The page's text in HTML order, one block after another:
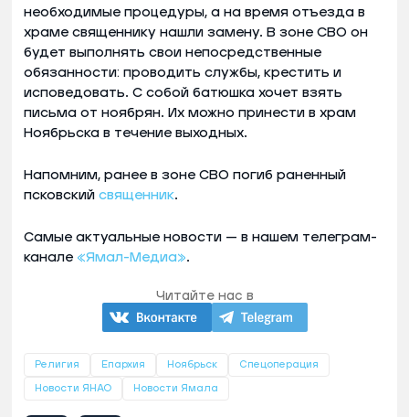
необходимые процедуры, а на время отъезда в
храме священнику нашли замену. В зоне СВО он
будет выполнять свои непосредственные
обязанности: проводить службы, крестить и
исповедовать. С собой батюшка хочет взять
письма от ноябрян. Их можно принести в храм
Ноябрьска в течение выходных.
Напомним, ранее в зоне СВО погиб раненный
псковский священник.
Самые актуальные новости — в нашем телеграм-
канале «Ямал-Медиа».
Читайте нас в
Религия Епархия Ноябрьск Спецоперация
Новости ЯНАО Новости Ямала